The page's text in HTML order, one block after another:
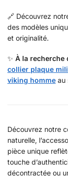
🔗 Découvrez
des modèles
et originalité.
✨ À la recherche
collier plaque
viking homme au
Découvrez notre
naturelle,
pièce unique
touche
décontractée ou